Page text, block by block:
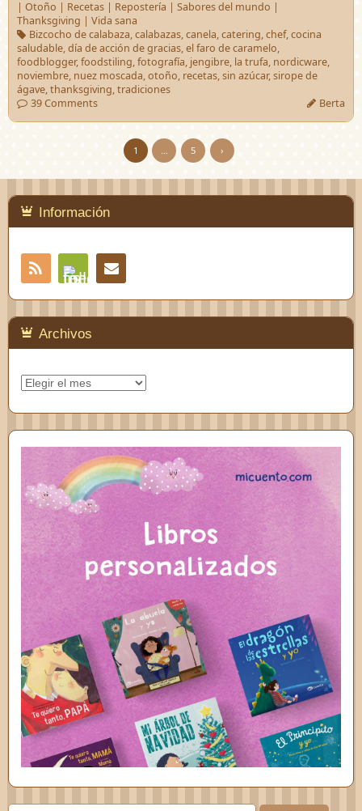
| Otoño | Recetas | Repostería | Sabores del mundo |
Thanksgiving | Vida sana
Bizcocho de calabaza,calabazas,canela,catering,chef,cocina
saludable,día de acción de gracias,el faro de caramelo,
foodblogger,foodstiling,fotografía, jengibre, la trufa, nordicware,
noviembre, nuez moscada,otoño, recetas,sin azúcar,sirope de
ágave,thanksgiving,tradiciones
39 Comments
Berta
1 5 ›
Información
RSS
Feedly
Archivos
Archivos